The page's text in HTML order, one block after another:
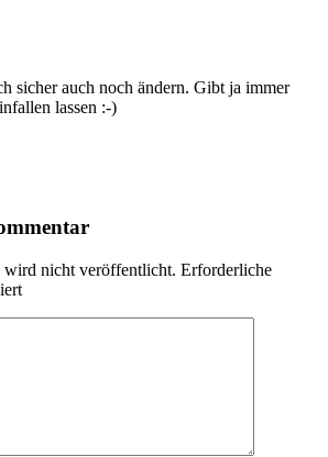
sicher auch noch ändern. Gibt ja immer
lassen :-)
nicht veröffentlicht. Erforderliche